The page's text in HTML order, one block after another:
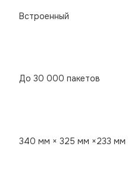
Встроенный
До 30 000 пакетов
340 мм × 325 мм ×233 мм